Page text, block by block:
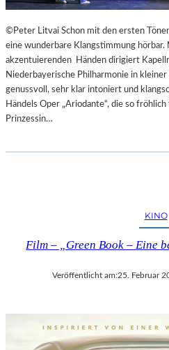
©Peter Litvai Schon mit den ersten
eine wunderbare Klangstimmung
akzentuierenden Händen dirigiert
Niederbayerische Philharmonie in
genussvoll, sehr klar intoniert und
Händels Oper „Ariodante“, die so
Prinzessin…
KINO
Film – „Green Book – Eine
Veröffentlicht am:25. Februar